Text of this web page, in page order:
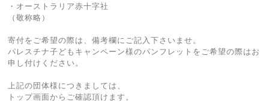
・オーストラリア赤十字社
（敬称略）
寄付をご希望の際は、備考欄にご記入下さいませ。
パレスチナ子どもキャンペーン様のパンフレットをご希望の際はお
申し付けください。
上記の団体様につきましては、
トップ画面からご確認頂けます。